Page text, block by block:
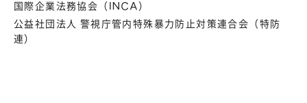
国際企業法務協会（INCA）
公益社団法人 警視庁管内特殊暴力防止対策連合会（特防
連）